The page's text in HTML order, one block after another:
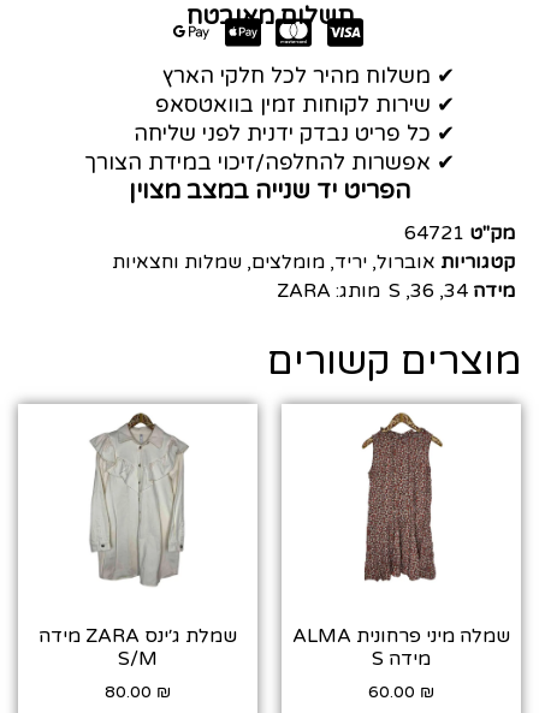
תשלום מאובטח
✔ משלוח מהיר לכל חלקי הארץ
✔ שירות לקוחות זמין בוואטסאפ
✔ כל פריט נבדק ידנית לפני שליחה
✔ אפשרות להחלפה/זיכוי במידת הצורך
הפריט יד שנייה במצב מצוין
מק"ט 64721
קטגוריות אוברול, יריד, מומלצים, שמלות וחצאיות
מידה 34
,
36
,
S מותג: ZARA
מוצרים קשורים
שמלה מיני פרחונית ALMA
מידה S
60.00 ₪
שמלת ג׳ינס ZARA מידה
S/M
80.00 ₪